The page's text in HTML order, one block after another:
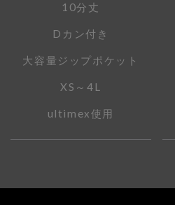
10分丈
Dカン付き
大容量ジップポケット
XS～4L
ultimex使用